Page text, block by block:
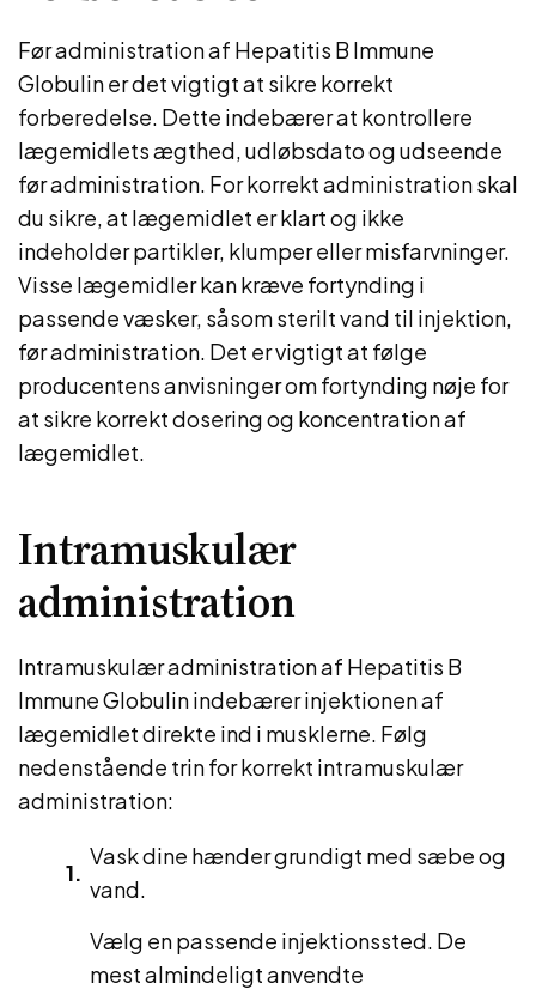
Før administration af Hepatitis B Immune
Globulin er det vigtigt at sikre korrekt
forberedelse. Dette indebærer at kontrollere
lægemidlets ægthed, udløbsdato og udseende
før administration. For korrekt administration skal
du sikre, at lægemidlet er klart og ikke
indeholder partikler, klumper eller misfarvninger.
Visse lægemidler kan kræve fortynding i
passende væsker, såsom sterilt vand til injektion,
før administration. Det er vigtigt at følge
producentens anvisninger om fortynding nøje for
at sikre korrekt dosering og koncentration af
lægemidlet.
Intramuskulær
administration
Intramuskulær administration af Hepatitis B
Immune Globulin indebærer injektionen af
lægemidlet direkte ind i musklerne. Følg
nedenstående trin for korrekt intramuskulær
administration:
Vask dine hænder grundigt med sæbe og
vand.
Vælg en passende injektionssted. De
mest almindeligt anvendte